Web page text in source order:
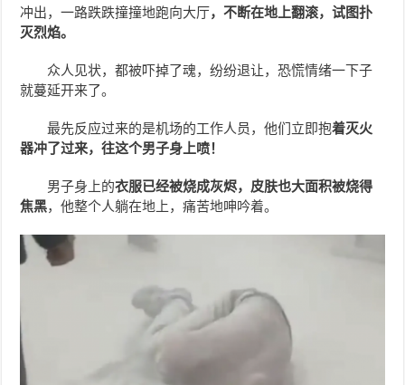
冲出，一路跌跌撞撞地跑向大厅，不断在地上翻滚，试图扑
灭烈焰。
众人见状，都被吓掉了魂，纷纷退让，恐慌情绪一下子
就蔓延开来了。
最先反应过来的是机场的工作人员，他们立即抱着灭火
器冲了过来，往这个男子身上喷！
男子身上的衣服已经被烧成灰烬，皮肤也大面积被烧得
焦黑，他整个人躺在地上，痛苦地呻吟着。